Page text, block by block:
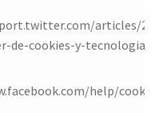
articles/
de-cookies-y-tecnologias-
help/